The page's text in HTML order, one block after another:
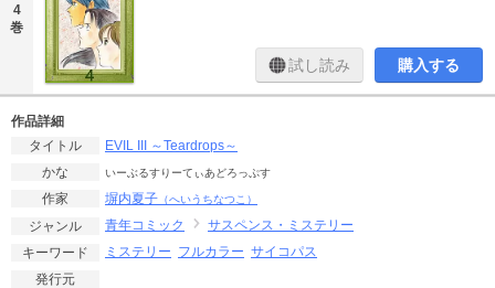
4
巻
試し読み 購入する
作品詳細
タイトル
EVIL III ～Teardrops～
かな
いーぶるすりーてぃあどろっぷす
作家 塀内夏子 （へいうちなつこ）
ジャンル 青年コミック
サスペンス・ミステリー
キーワード
ミステリー フルカラー サイコパス
発行元